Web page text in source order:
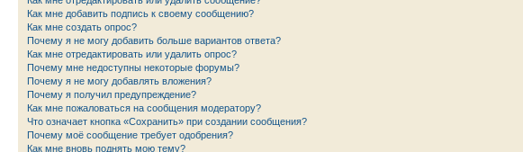
Как мне добавить подпись к своему сообщению?
Как мне создать опрос?
Почему я не могу добавить больше вариантов ответа?
Как мне отредактировать или удалить опрос?
Почему мне недоступны некоторые форумы?
Почему я не могу добавлять вложения?
Почему я получил предупреждение?
Как мне пожаловаться на сообщения модератору?
Что означает кнопка «Сохранить» при создании сообщения?
Почему моё сообщение требует одобрения?
Как мне вновь поднять мою тему?